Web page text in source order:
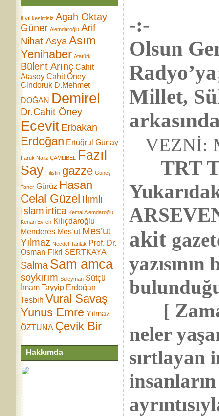
8 yıl kesintisiz Agah Oktay
Güner Alemdaroğlu Arif
Nihat AsyaAsım
Yenihaber Atatürk
Bülent Arınç Cahit
Atasoy Cahit Öney
Cindoruk D.Mehmet
DOĞAN Demirel
Dr.Cahit Öney
Ecevit Erbakan
Erdoğan Ertuğrul Günay
Faruk Nafiz ÇAMLIBEL
Fazıl
Say Filistin gazze Güneş
Taner Gürüz Hasan
Celal Güzel Ilımlı
İslam irtica Kemal Alemdaroğlu
Kenan Evren Kılıçdaroğlu
Menderes Mes’ut Mes’ut
Yılmaz Necdet Tanlak Prof. Dr.
Osman Fikri SERTKAYA
Salma Sam amca
soykırım Süleyman Sütçü
İmam Tayyip Erdoğan
Tesbih Vural Savaş
Yunus Emre Yılmaz
ÖZTUNA Çevik Bir
Hakkımda
-:-
Olsun
Millet,
VEZNİ:
TRT
akit
yazısının
[
neler
sırtlayan
insanların